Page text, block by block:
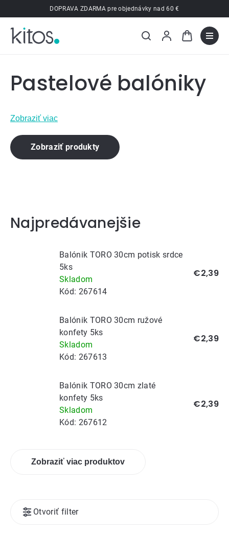
na
obsah
DOPRAVA ZDARMA pre objednávky nad 60 €
Pastelové balóniky
Zobraziť viac
Zobraziť produkty
Najpredávanejšie
Balónik TORO 30cm potisk srdce
5ks
Skladom
Kód: 267614
€2,39
Balónik TORO 30cm ružové
konfety 5ks
Skladom
Kód: 267613
€2,39
Balónik TORO 30cm zlaté
konfety 5ks
Skladom
Kód: 267612
€2,39
Zobraziť viac produktov
Otvoriť filter
Výpis